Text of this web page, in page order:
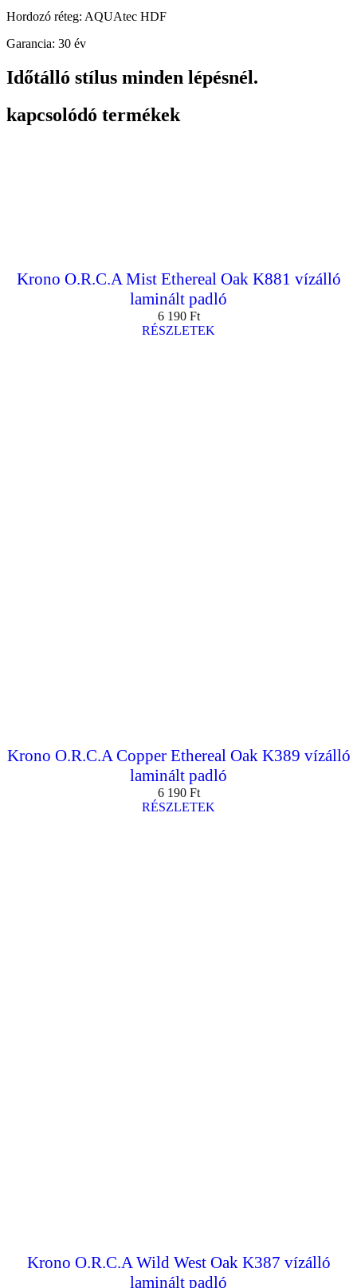
Hordozó réteg: AQUAtec HDF
Garancia: 30 év
Időtálló stílus minden lépésnél.
kapcsolódó termékek
Krono O.R.C.A Mist Ethereal Oak K881 vízálló
laminált padló
6 190 Ft
RÉSZLETEK
Krono O.R.C.A Copper Ethereal Oak K389 vízálló
laminált padló
6 190 Ft
RÉSZLETEK
Krono O.R.C.A Wild West Oak K387 vízálló
laminált padló